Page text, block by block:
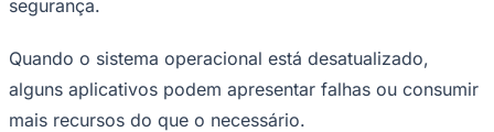
segurança.
Quando o sistema operacional está desatualizado,
alguns aplicativos podem apresentar falhas ou consumir
mais recursos do que o necessário.